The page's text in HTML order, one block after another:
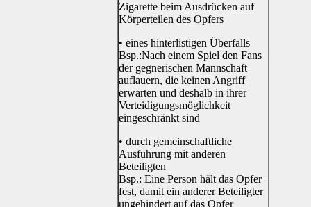
Zigarette beim Ausdrücken auf
Körperteilen des Opfers
• eines hinterlistigen Überfalls
Bsp.:Nach einem Spiel den Fans
der gegnerischen Mannschaft
auflauern, die keinen Angriff
erwarten und deshalb in ihrer
Verteidigungsmöglichkeit
eingeschränkt sind
• durch gemeinschaftliche
Ausführung mit anderen
Beteiligten
Bsp.: Eine Person hält das Opfer
fest, damit ein anderer Beteiligter
ungehindert auf das Opfer